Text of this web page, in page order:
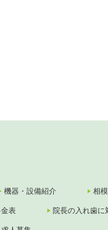
機器・設備紹介 相
表 院長の入れ歯に